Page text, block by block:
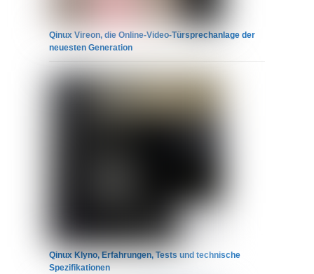
Qinux Vireon, die Online-Video-Türsprechanlage der
neuesten Generation
Qinux Klyno, Erfahrungen, Tests und technische
Spezifikationen